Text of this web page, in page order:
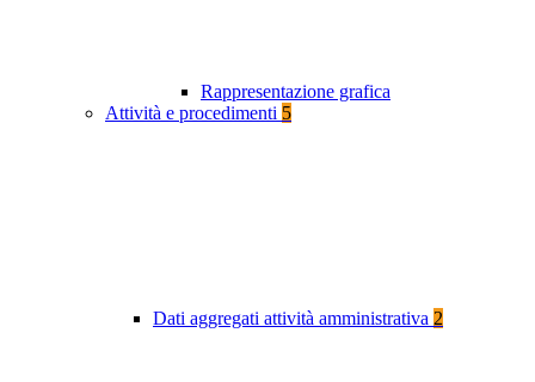
Rappresentazione grafica
Attività e procedimenti 5
Dati aggregati attività amministrativa 2